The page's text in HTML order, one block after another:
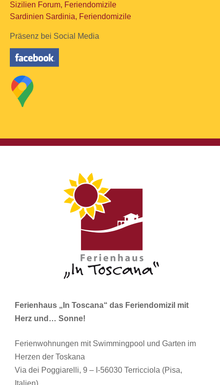
Sizilien Forum, Feriendomizile
Sardinien Sardinia, Feriendomizile
Präsenz bei Social Media
Ferienhaus „In Toscana“ das Feriendomizil mit
Herz und… Sonne!
Ferienwohnungen mit Swimmingpool und Garten im
Herzen der Toskana
Via dei Poggiarelli, 9 – I-56030 Terricciola (Pisa,